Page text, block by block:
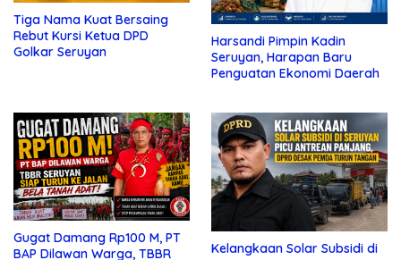
Tiga Nama Kuat Bersaing
Rebut Kursi Ketua DPD
Golkar Seruyan
Harsandi Pimpin Kadin
Seruyan, Harapan Baru
Penguatan Ekonomi Daerah
Gugat Damang Rp100 M, PT
BAP Dilawan Warga, TBBR
Kelangkaan Solar Subsidi di